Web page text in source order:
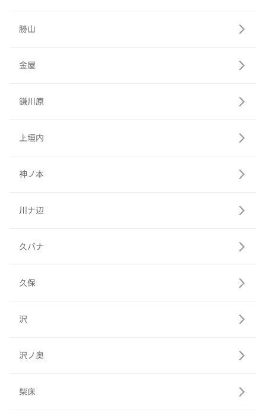
勝山
金屋
鎌川原
上垣内
神ノ本
川ナ辺
久バナ
久保
沢
沢ノ奥
柴床